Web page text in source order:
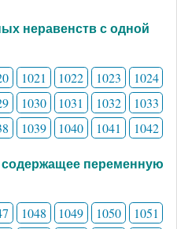
неравенств с одной
1021 1022 1023
1024
1030 1031 1032
1033
1039 1040 1041 1042
содержащее переменную
1048 1049 1050
1051